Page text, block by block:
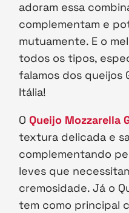
adoram essa
complementam e
mutuamente. E o
todos os tipos,
falamos dos queijos
Itália!
O Queijo Mozzarella
textura delicada e
complementando
leves que
cremosidade. Já o
tem como principal